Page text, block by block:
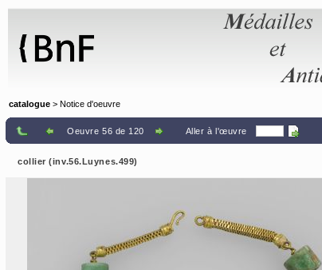
catalogue > Notice d'oeuvre
Oeuvre 56 de 120 Aller à l'œuvre
collier (inv.56.Luynes.499)